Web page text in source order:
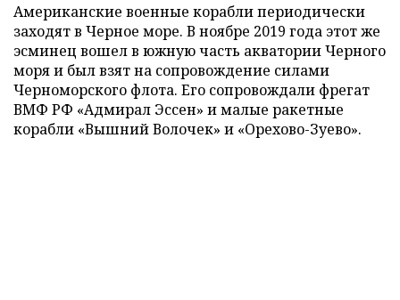
Американские военные корабли периодически
заходят в Черное море. В ноябре 2019 года этот же
эсминец вошел в южную часть акватории Черного
моря и был взят на сопровождение силами
Черноморского флота. Его сопровождали фрегат
ВМФ РФ «Адмирал Эссен» и малые ракетные
корабли «Вышний Волочек» и «Орехово-Зуево».